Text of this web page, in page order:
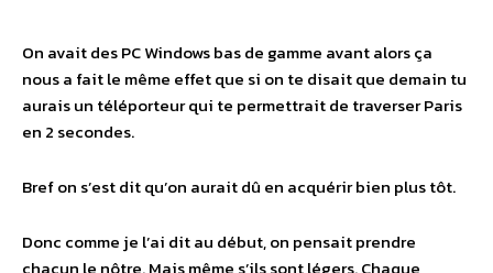
On avait des PC Windows bas de gamme avant alors ça
nous a fait le même effet que si on te disait que demain tu
aurais un téléporteur qui te permettrait de traverser Paris
en 2 secondes.
Bref on s’est dit qu’on aurait dû en acquérir bien plus tôt.
Donc comme je l’ai dit au début, on pensait prendre